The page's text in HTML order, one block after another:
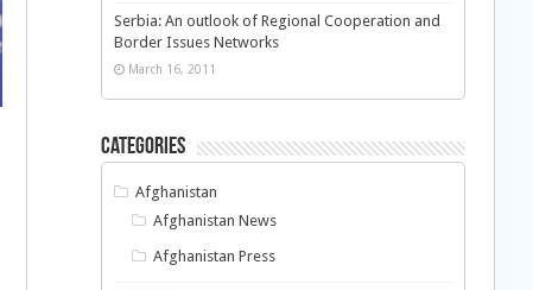
Serbia: An outlook of Regional Cooperation and
Border Issues Networks
March 16, 2011
Categories
Afghanistan
Afghanistan News
Afghanistan Press